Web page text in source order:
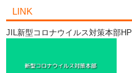
LINK
JIL新型コロナウイルス対策本部HP